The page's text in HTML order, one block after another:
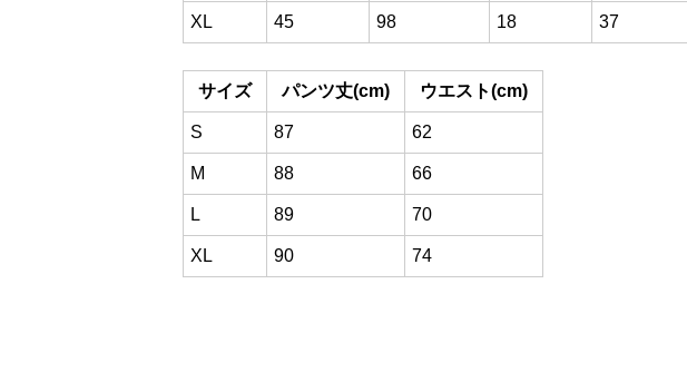
XL 45 98 18 37
サイズ パンツ丈(cm) ウエスト(cm)
S 87 62
M 88 66
L 89 70
XL 90 74